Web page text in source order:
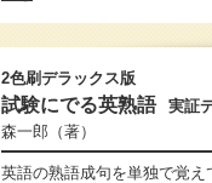
2色刷デラックス版
試験にでる英熟語
実証
森一郎 （著）
英語の熟語成句を単独で覚え